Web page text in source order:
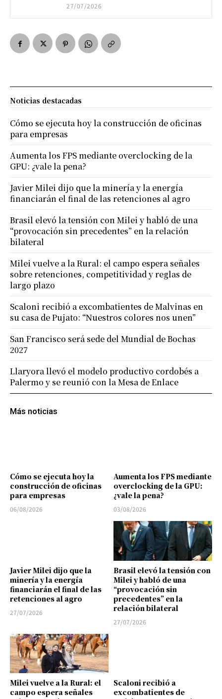
27/07/2026
Más noticias
Cómo se ejecuta hoy la
construcción de oficinas
para empresas
06/08/2026
Aumenta los FPS mediante
overclocking de la GPU:
¿vale la pena?
03/08/2026
Javier Milei dijo que la
minería y la energía
financiarán el final de las
retenciones al agro
27/07/2026
Brasil elevó la tensión con
Milei y habló de una
“provocación sin
precedentes” en la
relación bilateral
27/07/2026
Milei vuelve a la Rural: el
campo espera señales
Scaloni recibió a
excombatientes de
Noticias destacadas
Cómo se ejecuta hoy la construcción de oficinas
para empresas
Aumenta los FPS mediante overclocking de la
GPU: ¿vale la pena?
Javier Milei dijo que la minería y la energía
financiarán el final de las retenciones al agro
Brasil elevó la tensión con Milei y habló de una
“provocación sin precedentes” en la relación
bilateral
Milei vuelve a la Rural: el campo espera señales
sobre retenciones, competitividad y reglas de
largo plazo
Scaloni recibió a excombatientes de Malvinas en
su casa de Pujato: “Nuestros colores nos unen”
San Francisco será sede del Mundial de Bochas
2027
Llaryora llevó el modelo productivo cordobés a
Palermo y se reunió con la Mesa de Enlace